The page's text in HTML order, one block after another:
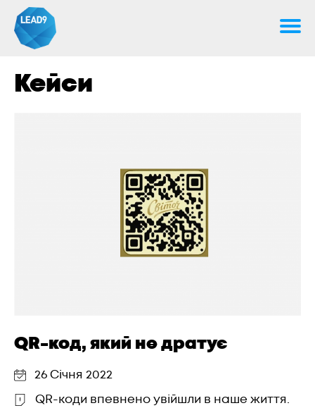
Кейси
QR-код, який не дратує
26 Січня 2022
QR-коди впевнено увійшли в наше життя.